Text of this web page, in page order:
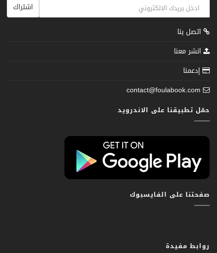
اشتراك
اتصل بنا
انشر معنا
إدعمنا
contact@foulabook.com
حمّل تطبيقنا على الاندرويد
صفحتنا على الفايسبوك
روابط مفيدة